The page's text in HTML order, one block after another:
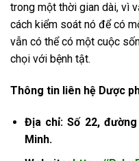
trong một thời gian dài, vì
cách kiểm soát nó để có
vẫn có thể có một cuộc
chọi với bệnh tật.
Thông tin liên hệ Dược
Địa chỉ: Số 22,
Minh.